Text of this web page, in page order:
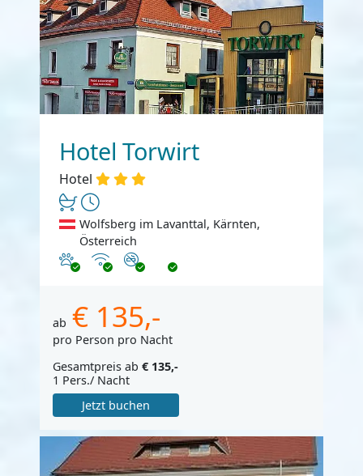
Hotel Torwirt
Hotel
Wolfsberg im Lavanttal, Kärnten,
Österreich
Haustiere erlaubt
InternetNichtraucher
ab € 135,-
pro Person pro Nacht
Gesamtpreis ab € 135,-
1 Pers./ Nacht
Jetzt buchen